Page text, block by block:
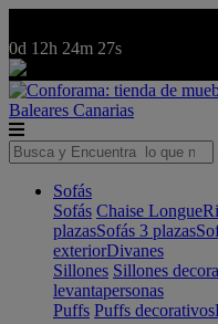
0d 12h 24m 27s
Baleares Canarias
Sofás
Sofás Chaise Longue
plazasSofás 3 plazas
exteriorDivanes
Sillones Sillones
levantapersonas
Puffs Puffs decorativos